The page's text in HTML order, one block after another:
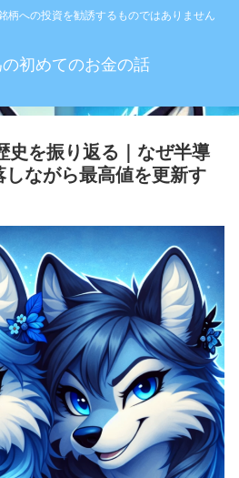
柄への投資を勧誘するものではありません
初めてのお金の話
史を振り返る｜なぜ半導
ながら最高値を更新す